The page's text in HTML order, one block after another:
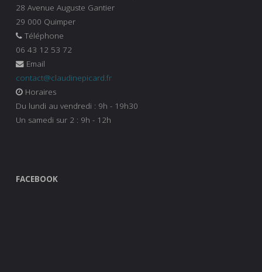
28 Avenue Auguste Gantier
29 000 Quimper
Téléphone
06 43 12 53 72
Email
contact@claudinepicard.fr
Horaires
Du lundi au vendredi : 9h - 19h30
Un samedi sur 2 : 9h - 12h
FACEBOOK